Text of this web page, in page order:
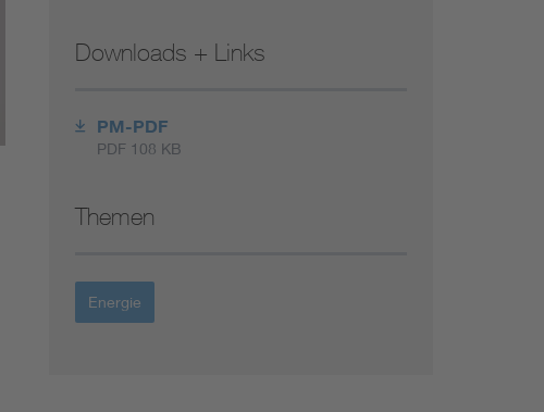
Downloads + Links
PM-PDF
PDF 108 KB
Themen
Energie